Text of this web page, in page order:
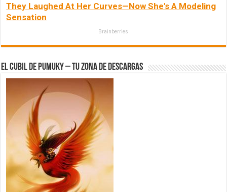
They Laughed At Her Curves—Now She's A Modeling
Sensation
Brainberries
El Cubil de Pumuky – Tu zona de Descargas